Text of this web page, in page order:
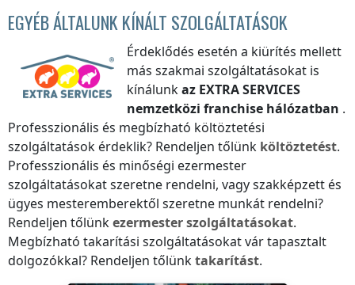
EGYÉB ÁLTALUNK KÍNÁLT SZOLGÁLTATÁSOK
Érdeklődés esetén a kiürítés mellett
más szakmai szolgáltatásokat is
kínálunkaz EXTRA SERVICES
nemzetközi franchise hálózatban .
Professzionális és megbízható költöztetési
szolgáltatások érdeklik? Rendeljen tőlünk költöztetést.
Professzionális és minőségi ezermester
szolgáltatásokat szeretne rendelni, vagy szakképzett és
ügyes mesteremberektől szeretne munkát rendelni?
Rendeljen tőlünkezermester szolgáltatásokat.
Megbízható takarítási szolgáltatásokat vár tapasztalt
dolgozókkal? Rendeljen tőlünktakarítást.